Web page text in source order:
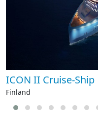
ICON II Cruise-Ship
Finland